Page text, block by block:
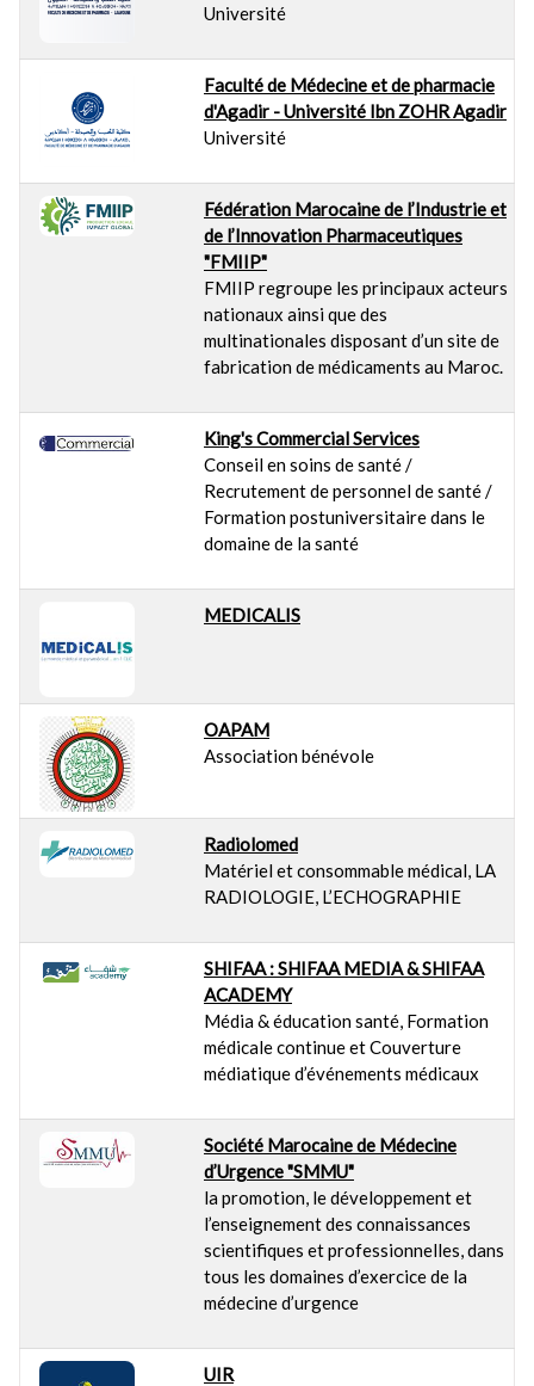
Université
Faculté de Médecine et de pharmacie
d'Agadir - Université Ibn ZOHR Agadir
Université
Fédération Marocaine de l’Industrie et
de l’Innovation Pharmaceutiques
"FMIIP"
FMIIP regroupe les principaux acteurs
nationaux ainsi que des
multinationales disposant d’un site de
fabrication de médicaments au Maroc.
King's Commercial Services
Conseil en soins de santé /
Recrutement de personnel de santé /
Formation postuniversitaire dans le
domaine de la santé
MEDICALIS
OAPAM
Association bénévole
Radiolomed
Matériel et consommable médical, LA
RADIOLOGIE, L’ECHOGRAPHIE
SHIFAA : SHIFAA MEDIA & SHIFAA
ACADEMY
Média & éducation santé, Formation
médicale continue et Couverture
médiatique d’événements médicaux
Société Marocaine de Médecine
d’Urgence "SMMU"
la promotion, le développement et
l’enseignement des connaissances
scientifiques et professionnelles, dans
tous les domaines d’exercice de la
médecine d’urgence
UIR